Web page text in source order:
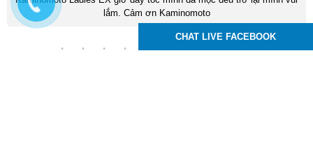
lắm. Cảm ơn Kaminomoto
CHAT LIVE FACEBOOK